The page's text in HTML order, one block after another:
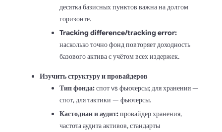
десятка базисных пунктов важна на долгом
горизонте.
Tracking difference/tracking error:
насколько точно фонд повторяет доходность
базового актива с учётом всех издержек.
Изучить структуру и провайдеров
Тип фонда:спот vs фьючерсы; для хранения —
спот, для тактики — фьючерсы.
Кастодиан и аудит:провайдер хранения,
частота аудита активов, стандарты